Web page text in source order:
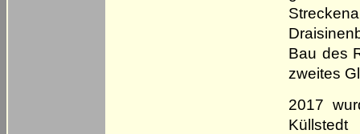
Bau des
zweites
2017